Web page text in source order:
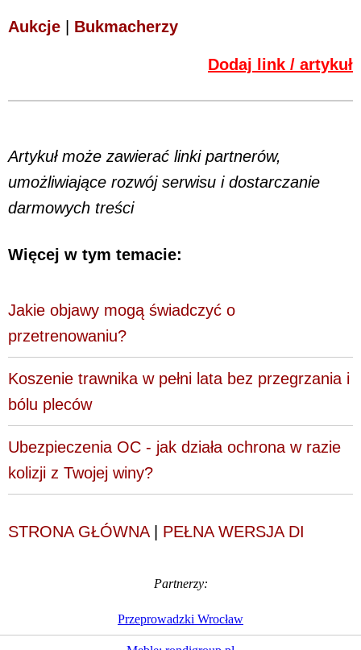
Aukcje Bukmacherzy
Dodaj link / artykuł
Artykuł może zawierać linki partnerów,
umożliwiające rozwój serwisu i dostarczanie
darmowych treści
Więcej w tym temacie:
Jakie objawy mogą świadczyć o
przetrenowaniu?
Koszenie trawnika w pełni lata bez przegrzania i
bólu pleców
Ubezpieczenia OC - jak działa ochrona w razie
kolizji z Twojej winy?
STRONA GŁÓWNA| PEŁNA WERSJA DI
Partnerzy:
Przeprowadzki Wrocław